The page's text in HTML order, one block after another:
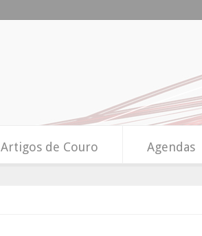
Artigos de Couro Agendas